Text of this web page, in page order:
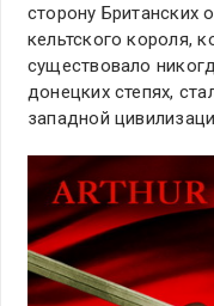
сторону Британских
кельтского короля,
существовало
донецких степях,
западной